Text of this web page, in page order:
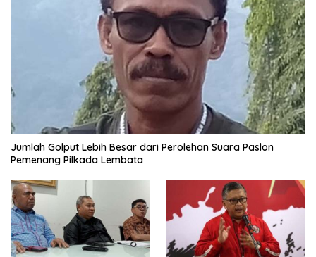
Jumlah Golput Lebih Besar dari Perolehan Suara Paslon
Pemenang Pilkada Lembata